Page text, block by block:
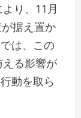
り、11月
据え置か
は、この
る影響が
動を取ら